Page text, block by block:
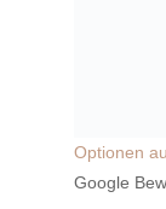
Optionen
Google